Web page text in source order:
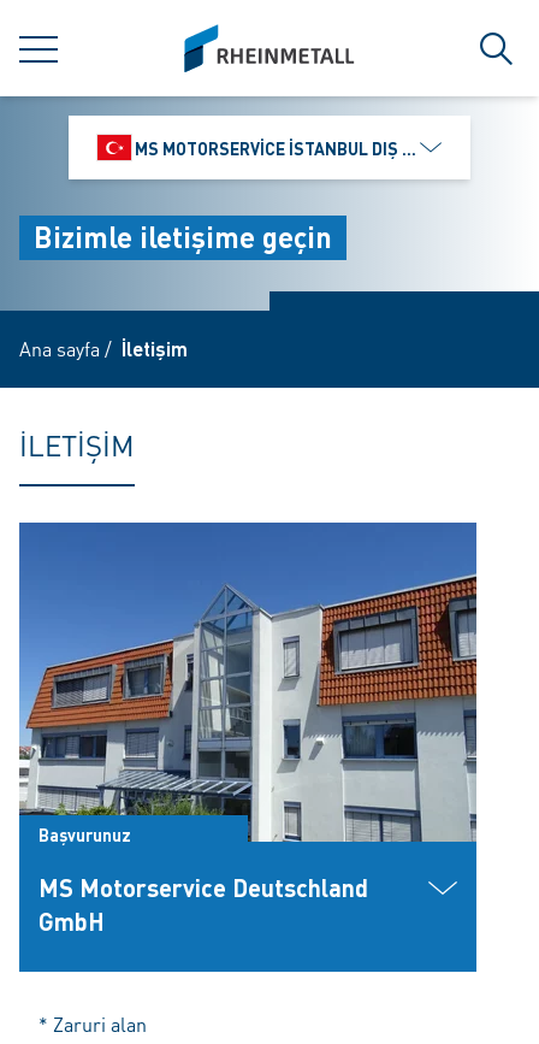
MENÜ
siteLogo
MS MOTORSERVICE İSTANBUL DIŞ TICARET VE
Bizimle iletişime geçin
Ana sayfa / İletişim
İLETIŞIM
Başvurunuz
MS Motorservice Deutschland
GmbH
* Zaruri alan